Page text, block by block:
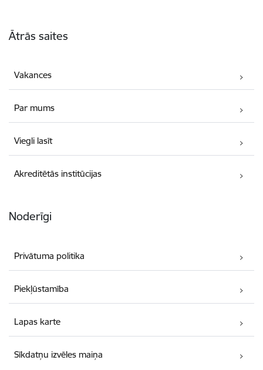
Ātrās saites
Vakances
Par mums
Viegli lasīt
Akreditētās institūcijas
Noderīgi
Privātuma politika
Piekļūstamība
Lapas karte
Sīkdatņu izvēles maiņa